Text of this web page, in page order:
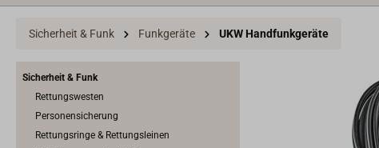
Sicherheit & Funk Funkgeräte UKW Handfunkgeräte
Sicherheit & Funk
Rettungswesten
Personensicherung
Rettungsringe & Rettungsleinen